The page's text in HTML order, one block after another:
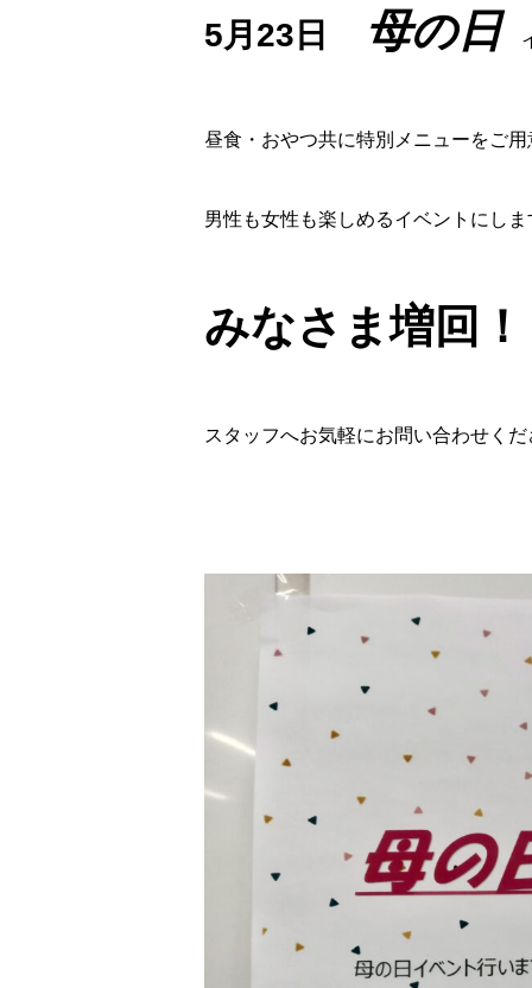
5月23日 母の日
昼食・おやつ共に特別メニューをご
男性も女性も楽しめるイベントにしま
みなさま増回
スタッフへお気軽にお問い合わせくだ